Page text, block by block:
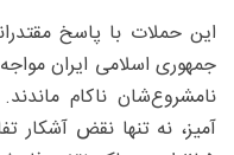
این حملات با پاسخ
جمهوری اسلامی ایران
نامشروع‌شان ناکام